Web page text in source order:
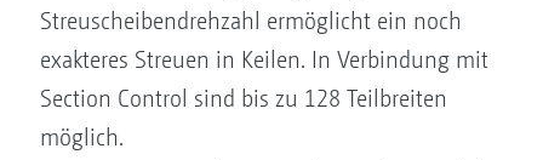
Streuscheibendrehzahl ermöglicht ein noch
exakteres Streuen in Keilen. In Verbindung mit
Section Control sind bis zu 128 Teilbreiten
möglich.